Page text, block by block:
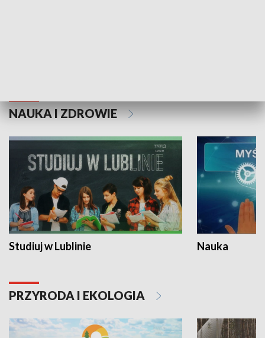
NAUKA I ZDROWIE
Studiuj w Lublinie Nauka
PRZYRODA I EKOLOGIA